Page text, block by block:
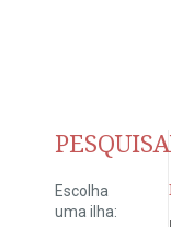
Escolha
uma ilha: